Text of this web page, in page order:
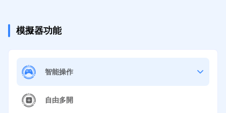
模擬器功能
智能操作
自由多開